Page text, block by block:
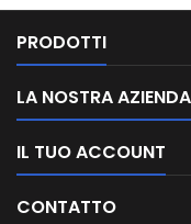
PRODOTTI
LA NOSTRA AZIENDA
IL TUO ACCOUNT
CONTATTO